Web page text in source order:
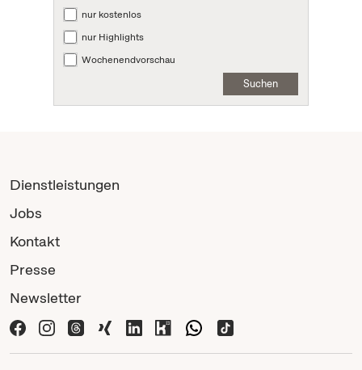
nur kostenlos
nur Highlights
Wochenendvorschau
Suchen
Dienstleistungen
Jobs
Kontakt
Presse
Newsletter